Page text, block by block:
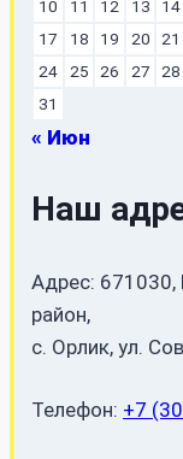
10
11 12 13 14
17
18 19 20 21
24
25 26 27 28
31
« Июн
Наш
Адрес: 671030,
район,
с. Орлик, ул.
Телефон: +7